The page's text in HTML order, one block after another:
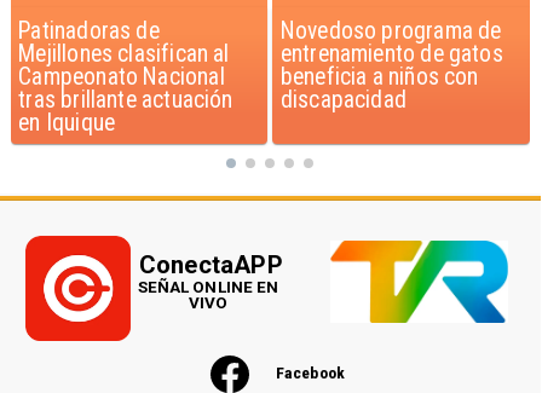
Novedoso programa de
entrenamiento de gatos
beneficia a niños con
discapacidad
Alarmante hábito en
jóvenes de 13 a 15 años
según encuesta del
Minsal
Facebook
ConectaAPP
SEÑAL ONLINE EN
VIVO